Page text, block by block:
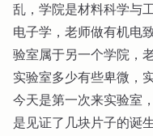
乱，学院是材料科学与
电子学，老师做有机电
验室属于另一个学院，
实验室多少有些卑微，
今天是第一次来实验室
是见证了几块片子的诞